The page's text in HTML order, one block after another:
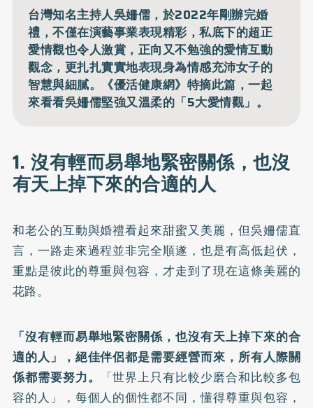
台灣知名主持人吳姍儒，於2022年剛辦完婚
禮，不僅在演藝事業表現精彩，私底下的超正
愛情觀也令人激賞，正向又不勉強的愛情互動
觀念，更扎扎實實地表現身為情感充沛女子的
智慧與細膩。《優活健康網》特摘此篇，一起
來看看吳姍儒堅強又溫柔的「5大愛情觀」。
1. 沒有輕而易舉地緊密關係，也沒
有天上掉下來的合適的人
和老公的互動與婚禮看起來甜蜜又美麗，但吳姍儒直
言，一路走來過程並非完全順遂，也是有高低起伏，
重點是彼此的尊重與包容，才走到了現在這條美麗的
花路。
「沒有輕而易舉地緊密關係，也沒有天上掉下來的合
適的人」，絕佳伴侶都是需要經營而來，所有人際關
係都需要努力。
「世界上只有比較少磨合和比較多包
容的人」，每個人的個性都不同，懂得尊重與包容，